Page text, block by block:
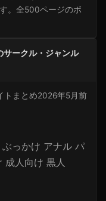
。全500ページのボ
ークル・ジャンル
トまとめ2026年5月前
っかけ アナル パ
成人向け 黒人